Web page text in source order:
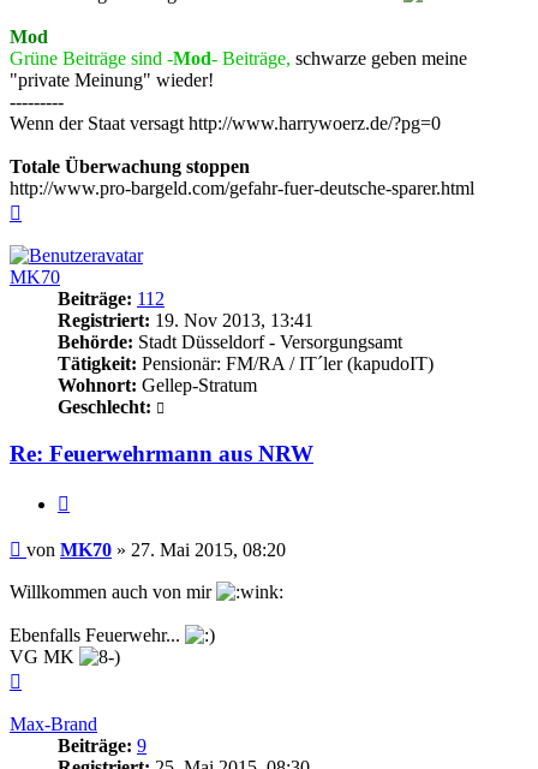
Mod
Grüne Beiträge sind -Mod- Beiträge, schwarze geben meine
"private Meinung" wieder!
---------
Wenn der Staat versagt http://www.harrywoerz.de/?pg=0
Totale Überwachung stoppen
http://www.pro-bargeld.com/gefahr-fuer-deutsche-sparer.html
MK70
Beiträge: 112
Registriert: 19. Nov 2013, 13:41
Behörde: Stadt Düsseldorf - Versorgungsamt
Tätigkeit: Pensionär: FM/RA / IT´ler (kapudoIT)
Wohnort: Gellep-Stratum
Geschlecht:
Re: Feuerwehrmann aus NRW
Beitrag
von MK70 » 27. Mai 2015, 08:20
Willkommen auch von mir
Ebenfalls Feuerwehr...
VG MK
Max-Brand
Beiträge: 9